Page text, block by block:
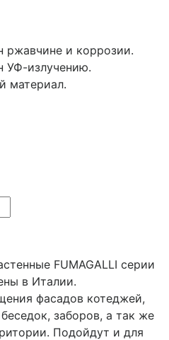
ржавчине и коррозии.
УФ-излучению.
материал.
FUMAGALLI серии
в Италии.
фасадов котеджей,
заборов, а так же
Подойдут и для